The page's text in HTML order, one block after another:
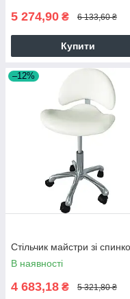
5 274,90 ₴ 6 133,60 ₴
Купити
–12%
Стільчик майстри зі
В наявності
4 683,18 ₴ 5 321,80 ₴